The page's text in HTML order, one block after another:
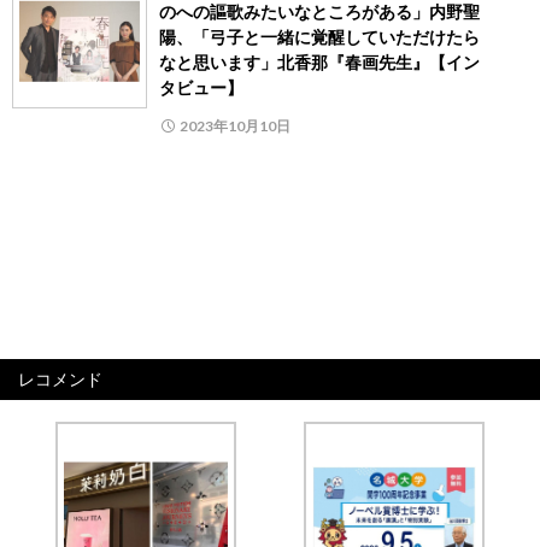
のへの謳歌みたいなところがある」内野聖
陽、「弓子と一緒に覚醒していただけたら
なと思います」北香那『春画先生』【イン
タビュー】
2023年10月10日
レコメンド